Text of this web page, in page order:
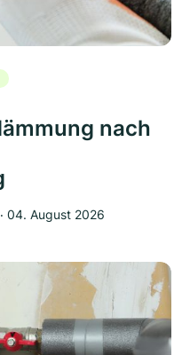
nach
‧ 04. August 2026